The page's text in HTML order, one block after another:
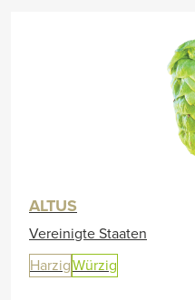
ALTUS
Vereinigte Staaten
HarzigWürzig